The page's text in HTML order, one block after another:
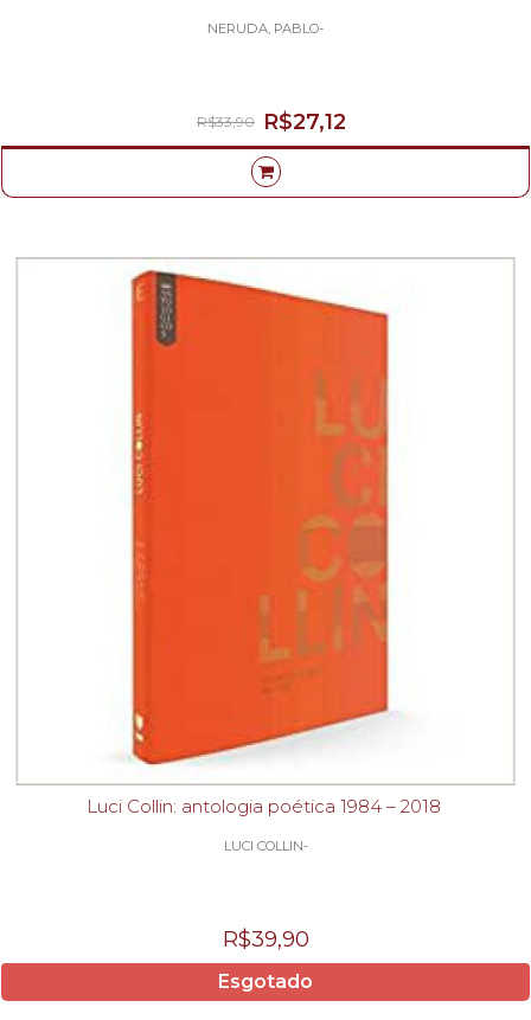
NERUDA, PABLO-
R$27,12
R$33,90
Luci Collin: antologia poética 1984 – 2018
LUCI COLLIN-
R$39,90
Esgotado